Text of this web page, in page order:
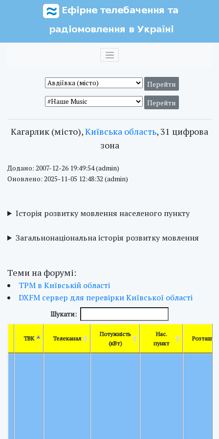
Кагарлик (місто),Київська область, 31 цифрова
зона
Додано: 2007-12-26 19:49:54 (admin)
Оновлено: 2025-11-05 12:48:32 (admin)
Історія розвитку мовлення населеного пункту
Загальнонаціональна історія розвитку мовлення
Теми на форумі:
ТРМ в Київській області
DXFM сервер для перевірки Київської області
Шукати:
ТВК Телеканал
Потужність
(кВт)
Нас.
пункт